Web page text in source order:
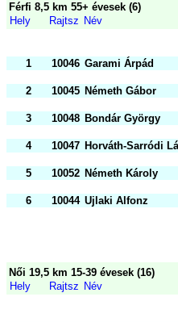
Férfi 8,5 km 55+ évesek (6)
Hely
Rajtsz Név
1 10046 Garami Árpád
2
10045 Németh Gábor
3
10048 Bondár György
4
10047 Horváth-Sarródi
5
10052 Németh Károly
6
10044 Ujlaki Alfonz
Női 19,5 km 15-39 évesek (16)
Hely
Rajtsz Név